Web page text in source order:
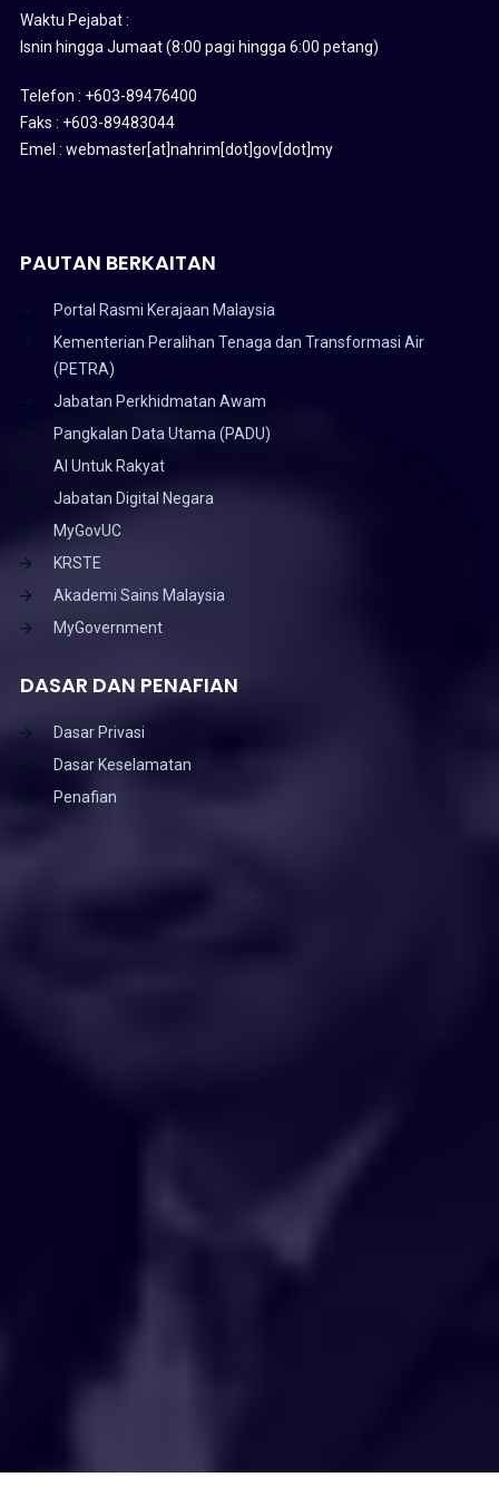
Waktu Pejabat :
Isnin hingga Jumaat (8:00 pagi hingga 6:00 petang)
Telefon : +603-89476400
Faks : +603-89483044
Emel : webmaster[at]nahrim[dot]gov[dot]my
PAUTAN BERKAITAN
Portal Rasmi Kerajaan Malaysia
Kementerian Peralihan Tenaga dan Transformasi Air
(PETRA)
Jabatan Perkhidmatan Awam
Pangkalan Data Utama (PADU)
AI Untuk Rakyat
Jabatan Digital Negara
MyGovUC
KRSTE
Akademi Sains Malaysia
MyGovernment
DASAR DAN PENAFIAN
Dasar Privasi
Dasar Keselamatan
Penafian